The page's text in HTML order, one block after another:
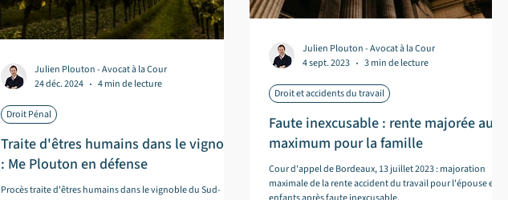
Traite d'êtres humains dans le vignoble
: Me Plouton en défense
Procès traite d'êtres humains dans le vignoble du Sud-
Droit Pénal
Julien Plouton - Avocat à la Cour
24 déc. 2024
4 min de lecture
Faute inexcusable : rente majorée au
maximum pour la famille
Cour d'appel de Bordeaux, 13 juillet 2023 : majoration
maximale de la rente accident du travail pour l'épouse et
Droit et accidents du travail
Julien Plouton - Avocat à la Cour
4 sept. 2023
3 min de lecture